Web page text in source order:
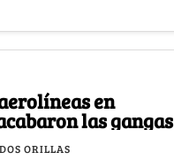
en
las gangas
ORILLAS